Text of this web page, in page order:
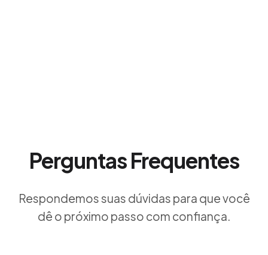
Perguntas Frequentes
Respondemos suas dúvidas para que você
dê o próximo passo com confiança.